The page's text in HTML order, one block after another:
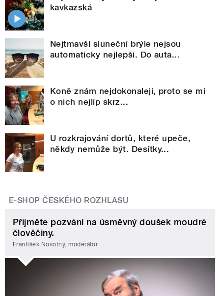
kavkazská
Nejtmavší sluneční brýle nejsou
automaticky nejlepší. Do auta...
Koně znám nejdokonaleji, proto se mi
o nich nejlíp skrz...
U rozkrajování dortů, které upeče,
někdy nemůže být. Desítky...
E-SHOP ČESKÉHO ROZHLASU
Přijměte pozvání na úsměvný doušek moudré
člověčiny.
František Novotný, moderátor